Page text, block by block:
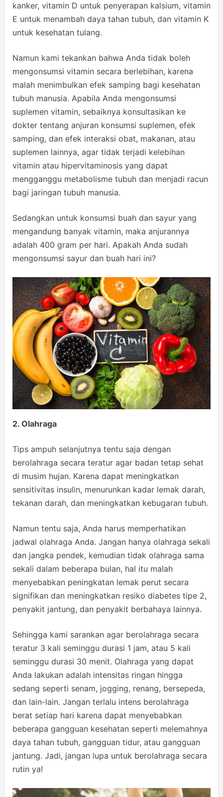
kanker, vitamin D untuk penyerapan kalsium, vitamin
E untuk menambah daya tahan tubuh, dan vitamin K
untuk kesehatan tulang.
Namun kami tekankan bahwa Anda tidak boleh
mengonsumsi vitamin secara berlebihan, karena
malah menimbulkan efek samping bagi kesehatan
tubuh manusia. Apabila Anda mengonsumsi
suplemen vitamin, sebaiknya konsultasikan ke
dokter tentang anjuran konsumsi suplemen, efek
samping, dan efek interaksi obat, makanan, atau
suplemen lainnya, agar tidak terjadi kelebihan
vitamin atau hipervitaminosis yang dapat
mengganggu metabolisme tubuh dan menjadi racun
bagi jaringan tubuh manusia.
Sedangkan untuk konsumsi buah dan sayur yang
mengandung banyak vitamin, maka anjurannya
adalah 400 gram per hari. Apakah Anda sudah
mengonsumsi sayur dan buah hari ini?
2. Olahraga
Tips ampuh selanjutnya tentu saja dengan
berolahraga secara teratur agar badan tetap sehat
di musim hujan. Karena dapat meningkatkan
sensitivitas insulin, menurunkan kadar lemak darah,
tekanan darah, dan meningkatkan kebugaran tubuh.
Namun tentu saja, Anda harus memperhatikan
jadwal olahraga Anda. Jangan hanya olahraga sekali
dan jangka pendek, kemudian tidak olahraga sama
sekali dalam beberapa bulan, hal itu malah
menyebabkan peningkatan lemak perut secara
signifikan dan meningkatkan resiko diabetes tipe 2,
penyakit jantung, dan penyakit berbahaya lainnya.
Sehingga kami sarankan agar berolahraga secara
teratur 3 kali seminggu durasi 1 jam, atau 5 kali
seminggu durasi 30 menit. Olahraga yang dapat
Anda lakukan adalah intensitas ringan hingga
sedang seperti senam, jogging, renang, bersepeda,
dan lain-lain. Jangan terlalu intens berolahraga
berat setiap hari karena dapat menyebabkan
beberapa gangguan kesehatan seperti melemahnya
daya tahan tubuh, gangguan tidur, atau gangguan
jantung. Jadi, jangan lupa untuk berolahraga secara
rutin ya!